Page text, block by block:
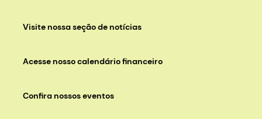
Visite nossa seção de notícias
Acesse nosso calendário financeiro
Confira nossos eventos